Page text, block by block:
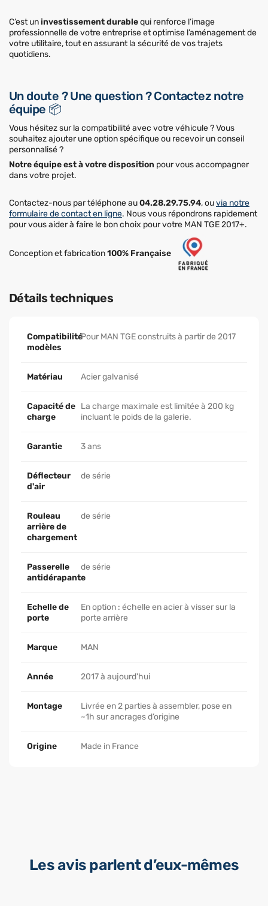
C’est uninvestissement durablequi renforce l’image
professionnelle de votre entreprise et optimise l’aménagement de
votre utilitaire, tout en assurant la sécurité de vos trajets
quotidiens.
Un doute ? Une question ? Contactez notre
équipe 📦
Vous hésitez sur la compatibilité avec votre véhicule ? Vous
souhaitez ajouter une option spécifique ou recevoir un conseil
personnalisé ?
Notre équipe est à votre disposition pour vous accompagner
dans votre projet.
Contactez-nous par téléphone au04.28.29.75.94, ouvia notre
formulaire de contact en ligne. Nous vous répondrons rapidement
pour vous aider à faire le bon choix pour votre MAN TGE 2017+.
Conception et fabrication100% Française
Détails techniques
Compatibilité
modèles
Pour MAN TGE construits à partir de 2017
Matériau Acier galvanisé
Capacité de
charge
La charge maximale est limitée à 200 kg
incluant le poids de la galerie.
Garantie 3 ans
Déflecteur
d'air
de série
Rouleau
arrière de
chargement
de série
Passerelle
antidérapante
de série
Echelle de
porte
En option : échelle en acier à visser sur la
porte arrière
Marque MAN
Année 2017 à aujourd'hui
Montage
Livrée en 2 parties à assembler, pose en
~1h sur ancrages d’origine
Origine Made in France
Les avis parlent d’eux-mêmes